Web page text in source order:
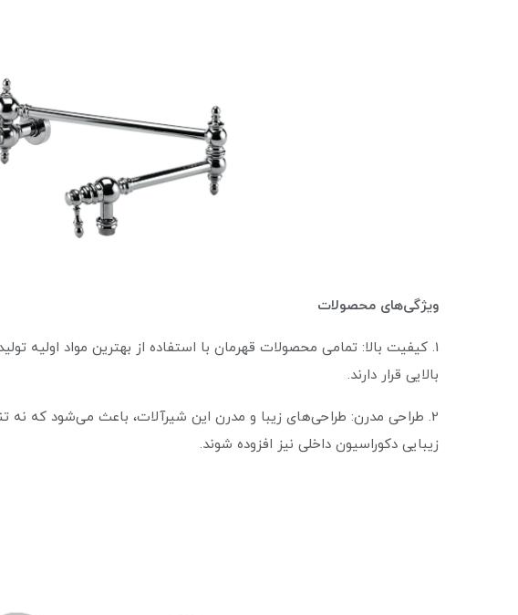
ویژگی‌های محصولات
1. کیفیت بالا: تمامی محصولات قهرمان با استفاده از بهترین مواد اولیه
بالایی قرار دارند.
2. طراحی مدرن: طراحی‌های زیبا و مدرن این شیرآلات، باعث می‌شود که نه
زیبایی دکوراسیون داخلی نیز افزوده شوند.